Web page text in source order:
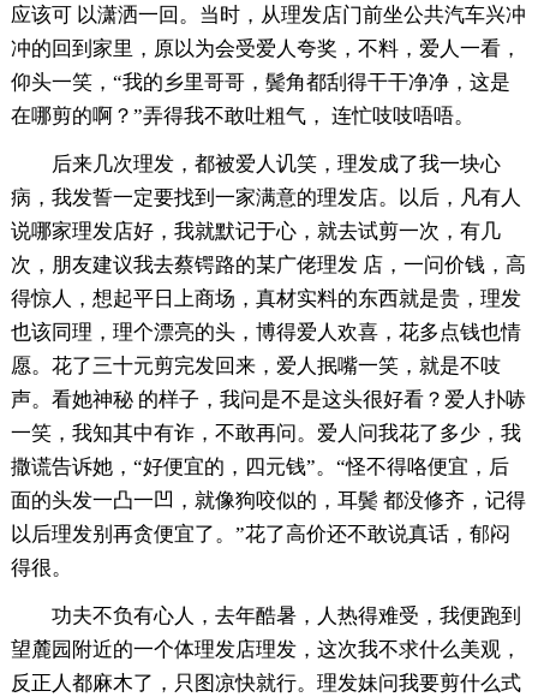
应该可 以潇洒一回。当时，从理发店门前坐公共汽车兴冲
冲的回到家里，原以为会受爱人夸奖，不料，爱人一看，
仰头一笑，“我的乡里哥哥，鬓角都刮得干干净净，这是
在哪剪的啊？”弄得我不敢吐粗气， 连忙吱吱唔唔。
后来几次理发，都被爱人讥笑，理发成了我一块心
病，我发誓一定要找到一家满意的理发店。以后，凡有人
说哪家理发店好，我就默记于心，就去试剪一次，有几
次，朋友建议我去蔡锷路的某广佬理发 店，一问价钱，高
得惊人，想起平日上商场，真材实料的东西就是贵，理发
也该同理，理个漂亮的头，博得爱人欢喜，花多点钱也情
愿。花了三十元剪完发回来，爱人抿嘴一笑，就是不吱
声。看她神秘 的样子，我问是不是这头很好看？爱人扑哧
一笑，我知其中有诈，不敢再问。爱人问我花了多少，我
撒谎告诉她，“好便宜的，四元钱”。“怪不得咯便宜，后
面的头发一凸一凹，就像狗咬似的，耳鬓 都没修齐，记得
以后理发别再贪便宜了。”花了高价还不敢说真话，郁闷
得很。
功夫不负有心人，去年酷暑，人热得难受，我便跑到
望麓园附近的一个体理发店理发，这次我不求什么美观，
反正人都麻木了，只图凉快就行。理发妹问我要剪什么式